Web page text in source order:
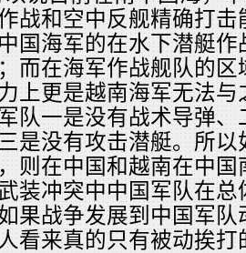
战和空中反舰精确打
国海军的在水下潜艇
而在海军作战舰队的
上更是越南海军无法
队一是没有战术导弹
是没有攻击潜艇。所
则在中国和越南在中
装冲突中中国军队在
果战争发展到中国军
看来真的只有被动挨打